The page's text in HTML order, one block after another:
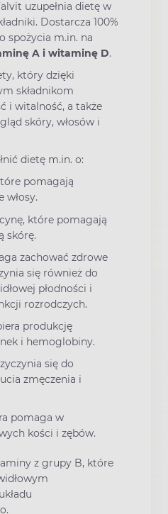
uzupełnia dietę w
Dostarcza 100%
spożycia m.in. na
A i witaminę D.
który dzięki
składnikom
i witalność, a także
skóry, włosów i
dietę m.in. o:
pomagają
włosy.
które pomagają
skórę.
zachować zdrowe
się również do
płodności i
rozrodczych.
produkcję
i hemoglobiny.
się do
zmęczenia i
pomaga w
kości i zębów.
z grupy B, które